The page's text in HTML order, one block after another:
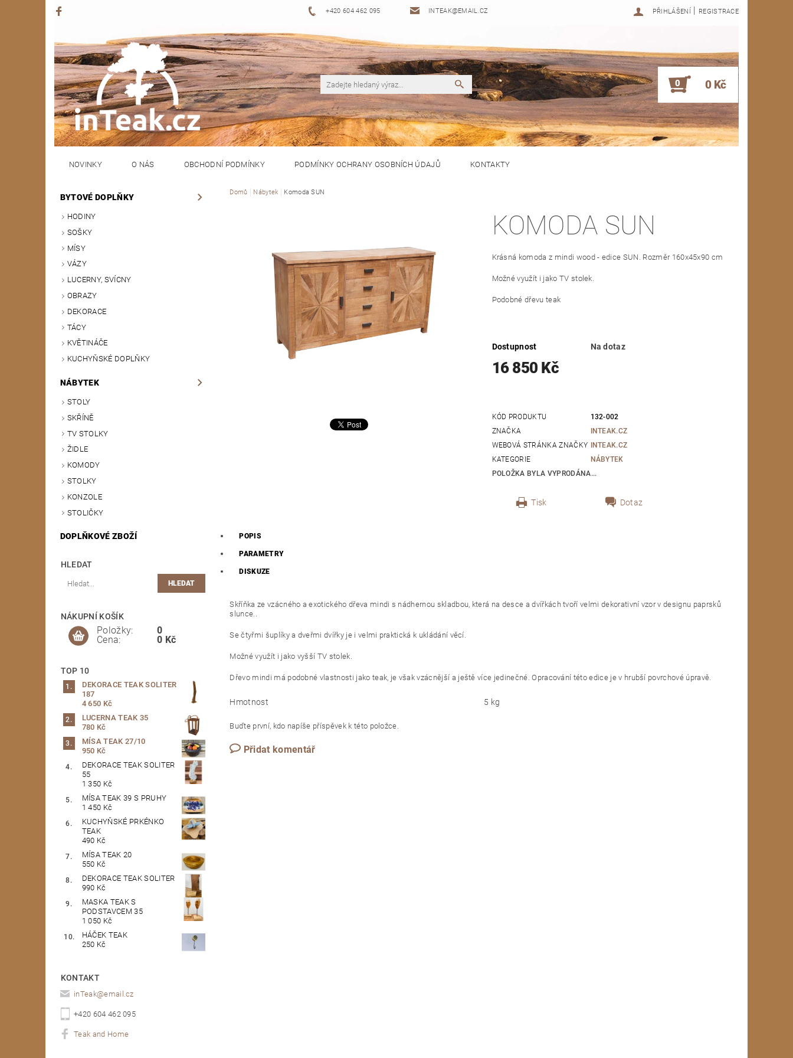
+420 604 462 095 INTEAK@EMAIL.CZ PŘIHLÁŠENÍ | REGISTRACE
0 0 Kč
NOVINKY O NÁS OBCHODNÍ PODMÍNKY PODMÍNKY OCHRANY OSOBNÍCH ÚDAJŮ KONTAKTY
BYTOVÉ DOPLŇKY
HODINY
SOŠKY
MÍSY
VÁZY
LUCERNY, SVÍCNY
OBRAZY
DEKORACE
TÁCY
KVĚTINÁČE
KUCHYŇSKÉ DOPLŇKY
NÁBYTEK
STOLY
SKŘÍNĚ
TV STOLKY
ŽIDLE
KOMODY
STOLKY
KONZOLE
STOLIČKY
DOPLŇKOVÉ ZBOŽÍ
HLEDAT
NÁKUPNÍ KOŠÍK
Položky:
Cena:
0
0 Kč
TOP 10
DEKORACE TEAK SOLITER
187
4 650 Kč
LUCERNA TEAK 35
780 Kč
MÍSA TEAK 27/10
950 Kč
DEKORACE TEAK SOLITER
55
1 350 Kč
MÍSA TEAK 39 S PRUHY
1 450 Kč
KUCHYŇSKÉ PRKÉNKO
TEAK
490 Kč
MÍSA TEAK 20
550 Kč
DEKORACE TEAK SOLITER
990 Kč
MASKA TEAK S
PODSTAVCEM 35
1 050 Kč
HÁČEK TEAK
250 Kč
KONTAKT
inTeak@email.cz
+420 604 462 095
Teak and Home
Domů Nábytek Komoda SUN
KOMODA SUN
Krásná komoda z mindi wood - edice SUN. Rozměr 160x45x90 cm
Možné využít i jako TV stolek.
Podobné dřevu teak
Dostupnost Na dotaz
16 850 Kč
KÓD PRODUKTU
132-002
ZNAČKA
INTEAK.CZ
WEBOVÁ STRÁNKA ZNAČKY
INTEAK.CZ
KATEGORIE
NÁBYTEK
POLOŽKA BYLA VYPRODÁNA...
Tisk Dotaz
POPIS
PARAMETRY
DISKUZE
Skříňka ze vzácného a exotického dřeva mindi s nádhernou skladbou, která na desce a dvířkách tvoří velmi dekorativní vzor v designu paprsků
slunce..
Se čtyřmi šuplíky a dveřmi dvířky je i velmi praktická k ukládání věcí.
Možné využít i jako vyšší TV stolek.
Dřevo mindi má podobné vlastnosti jako teak, je však vzácnější a ještě více jedinečné. Opracování této edice je v hrubší povrchové úpravě.
Hmotnost 5 kg
Buďte první, kdo napíše příspěvek k této položce.
Přidat komentář